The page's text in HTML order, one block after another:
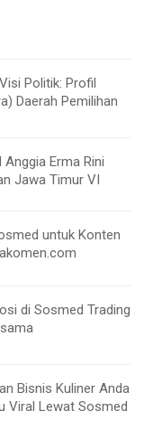
Politik: Profil
Daerah Pemilihan
Erma Rini
Jawa Timur VI
untuk Konten
di Sosmed Trading
Bisnis Kuliner Anda
Viral Lewat Sosmed